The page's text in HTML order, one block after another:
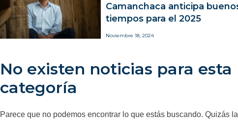
Camanchaca anticipa
tiempos para el 2025
Noviembre 18, 2024
No existen noticias para esta
categoría
Parece que no podemos encontrar lo que estás buscando. Quizás la